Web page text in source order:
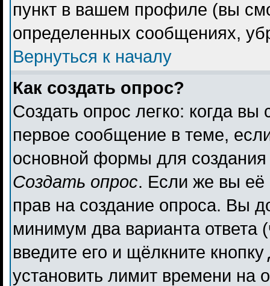
пункт в вашем профиле (вы
определенных сообщениях,
Вернуться к началу
Как создать опрос?
Создать опрос легко: когда вы
первое сообщение в теме,
основной формы для
Создать опрос. Если же вы её
прав на создание опроса. Вы
минимум два варианта ответа
введите его и щёлкните кнопку
установить лимит времени на